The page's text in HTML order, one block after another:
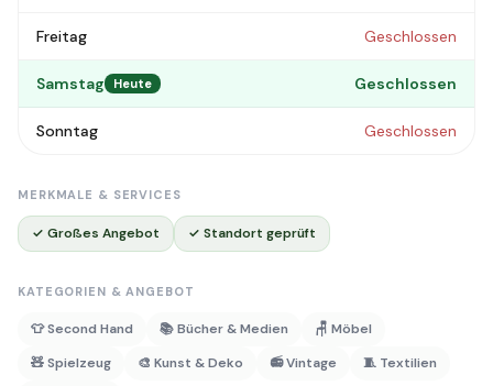
Freitag Geschlossen
Samstag Heute Geschlossen
Sonntag Geschlossen
MERKMALE & SERVICES
✓ Großes Angebot ✓ Standort geprüft
KATEGORIEN & ANGEBOT
👕 Second Hand 📚 Bücher & Medien
🪑 Möbel
🧸 Spielzeug
🎨 Kunst & Deko 📻 Vintage
🧵 Textilien